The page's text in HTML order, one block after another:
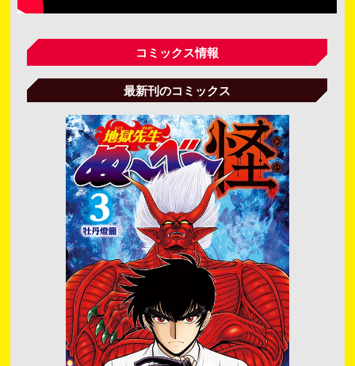
コミックス情報
最新刊のコミックス